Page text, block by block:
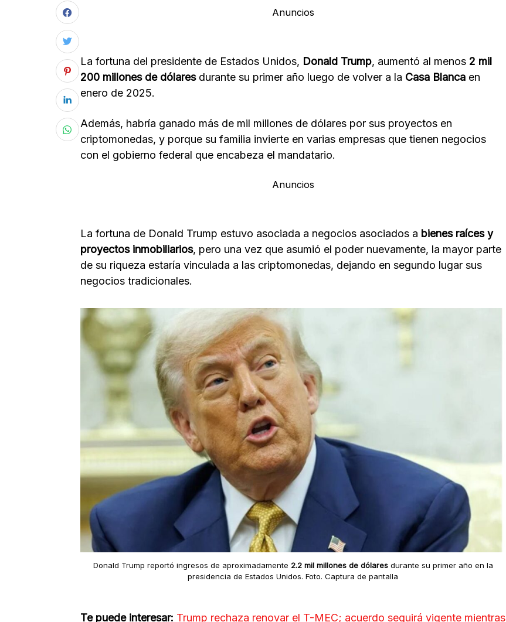
Anuncios
La fortuna del presidente de Estados Unidos, Donald Trump, aumentó al menos 2 mil
200 millones de dólaresdurante su primer año luego de volver a la Casa Blanca en
enero de 2025.
Además, habría ganado más de mil millones de dólares por sus proyectos en
criptomonedas, y porque su familia invierte en varias empresas que tienen negocios
con el gobierno federal que encabeza el mandatario.
Anuncios
La fortuna de Donald Trump estuvo asociada a negocios asociados a bienes raíces y
proyectos inmobiliarios, pero una vez que asumió el poder nuevamente, la mayor parte
de su riqueza estaría vinculada a las criptomonedas, dejando en segundo lugar sus
negocios tradicionales.
Donald Trump reportó ingresos de aproximadamente 2.2 mil millones de dólaresdurante su primer año en la
presidencia de Estados Unidos. Foto. Captura de pantalla
Te puede interesar: Trump rechaza renovar el T-MEC; acuerdo seguirá vigente mientras